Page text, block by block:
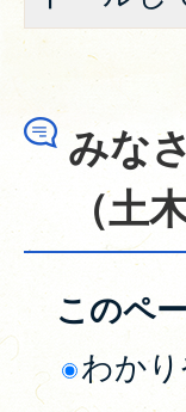
みな
（土
このペ
わか